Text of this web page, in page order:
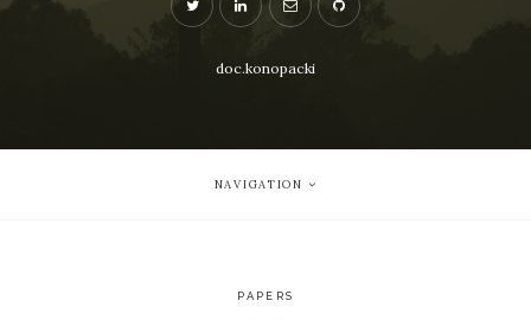
doc.konopacki
NAVIGATION
PAPERS